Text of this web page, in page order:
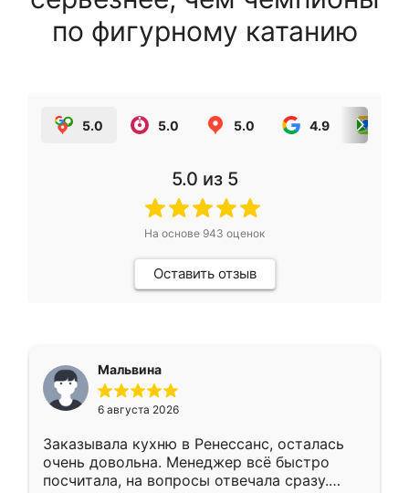
по фигурному катанию
5.0 5.0 5.0 4.9
5.0 из 5
На основе 943 оценок
Оставить отзыв
Мальвина
6 августа 2026
Заказывала кухню в Ренессанс, осталась
очень довольна. Менеджер всё быстро
посчитала, на вопросы отвечала сразу.